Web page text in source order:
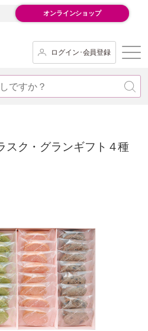
オンラインショップ
ログイン･会員登録
スク・グランギフト４種